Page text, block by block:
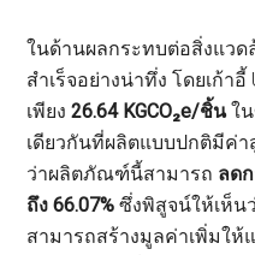
ในด้านผลกระทบต่อสิ่งแว
สำเร็จอย่างน่าทึ่ง โดยเก้
เพียง26.64 KGCO₂e/ชิ้นใ
เดียวกันที่ผลิตแบบปกติมีค่า
ว่าผลิตภัณฑ์นี้สามารถ ลด
ถึง 66.07% ซึ่งพิสูจน์ให้เห็น
สามารถสร้างมูลค่าเพิ่มใ